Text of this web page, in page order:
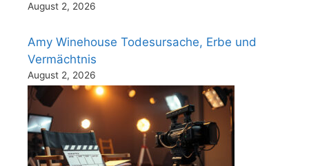
August 2, 2026
Amy Winehouse Todesursache, Erbe und
Vermächtnis
August 2, 2026